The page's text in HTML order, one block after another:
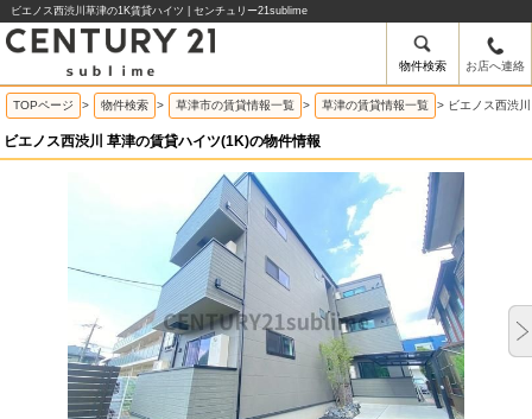
ビエノス西渋川草津の1K賃貸ハイツ | センチュリー21sublime
物件検索 お店へ連絡
TOPページ > 物件検索 > 草津市の賃貸情報一覧 > 草津の賃貸情報一覧 > ビエノス西渋
ビエノス西渋川 草津の賃貸ハイツ(1K)の物件情報